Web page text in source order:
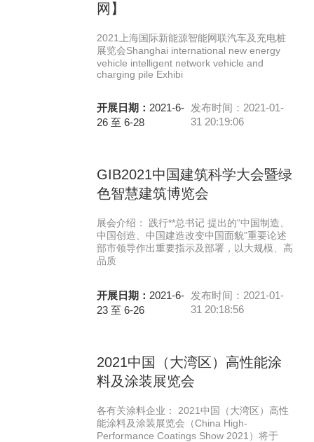
网】
2021上海国际新能源智能网联汽车及充电桩
展览会Shanghai international new energy
vehicle intelligent network vehicle and
charging pile Exhibi
开展日期： 2021-6-
26 至 6-28
发布时间：2021-01-
31 20:19:06
GIB2021中国建筑科学大会暨绿
色智慧建筑博览会
展会介绍： 践行**总书记 提出的“中国制造、
中国创造、中国建造改变中国面貌”重要论述
部市领导作出重要指示及部署，以大规模、高
品质
开展日期： 2021-6-
23 至 6-26
发布时间：2021-01-
31 20:18:56
2021中国（大湾区）高性能涂
料及涂装展览会
各有关涂料企业： 2021中国（大湾区）高性
能涂料及涂装展览会（China High-
Performance Coatings Show 2021）将于